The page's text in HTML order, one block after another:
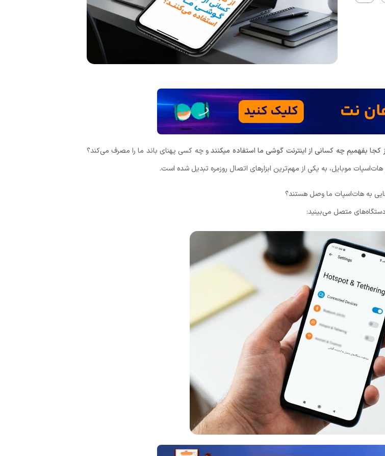
کجا بفهمیم چه کسانی از اینترنت گوشی ما استفاده میکنندو چه کسی پهنای باند ما را مصرف می‌کند؟
موبایل، به یکی از مهم‌ترین ابزارهای اتصال روزمره تبدیل شده است.
به هات‌اسپات ما وصل هستند؟
متصل می‌بینید: